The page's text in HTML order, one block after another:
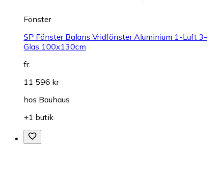
Fönster
SP Fönster Balans Vridfönster Aluminium 1-Luft 3-
Glas 100x130cm
fr.
11 596 kr
hos Bauhaus
+1 butik